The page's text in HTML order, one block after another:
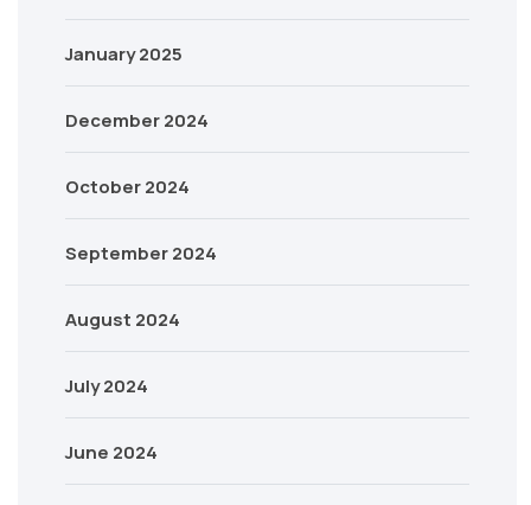
January 2025
December 2024
October 2024
September 2024
August 2024
July 2024
June 2024